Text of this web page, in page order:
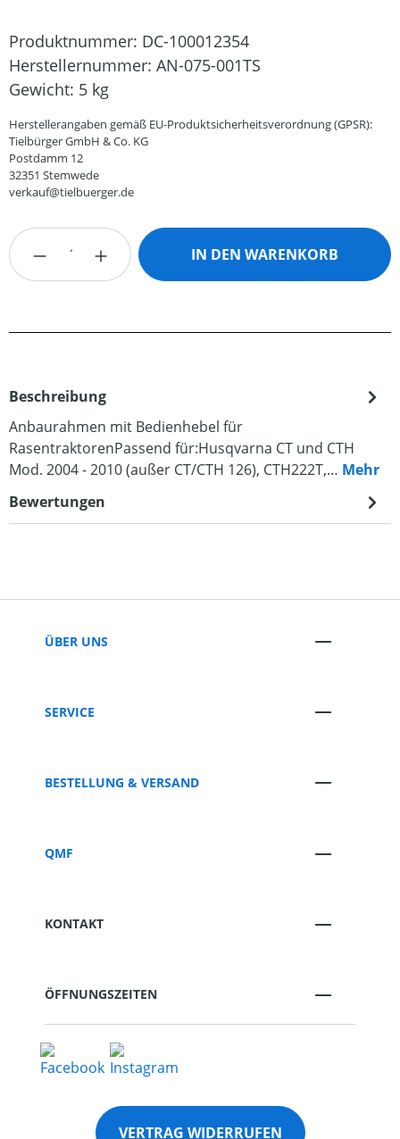
Produktnummer: DC-100012354
Herstellernummer: AN-075-001TS
Gewicht: 5 kg
Herstellerangaben gemäß EU-Produktsicherheitsverordnung (GPSR):
Tielbürger GmbH & Co. KG
Postdamm 12
32351 Stemwede
verkauf@tielbuerger.de
Produkt Anzahl: Gib den gewünschten
IN DEN WARENKORB
Beschreibung
Anbaurahmen mit Bedienhebel für
RasentraktorenPassend für:Husqvarna CT und CTH
Mod. 2004 - 2010 (außer CT/CTH 126), CTH222T,… Mehr
Bewertungen
ÜBER UNS
SERVICE
BESTELLUNG & VERSAND
QMF
KONTAKT
ÖFFNUNGSZEITEN
VERTRAG WIDERRUFEN